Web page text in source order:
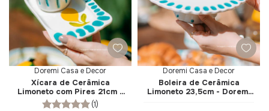
Doremi Casa e Decor
Xícara de Cerâmica
Limoneto com Pires 21cm -
Doremi Casa e Decor
(1)
Doremi Casa e Decor
Boleira de Cerâmica
Limoneto 23,5cm - Doremi